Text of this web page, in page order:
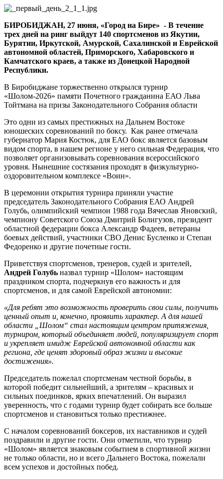
боксу
«Шолом».
БИРОБИДЖАН, 27 июня, «Город на Бире» - В течение
трех дней на ринг выйдут 140 спортсменов из Якутии,
Бурятии, Иркутской, Амурской, Сахалинской и Еврейской
автономной областей, Приморского, Хабаровского и
Камчатского краев, а также из Донецкой Народной
Республики.
В Биробиджане торжественно открылся турнир
«Шолом-2026» памяти Почетного гражданина ЕАО Льва
Тойтмана на призы Законодательного Собрания области
Это одни из самых престижных на Дальнем Востоке
юношеских соревнований по боксу. Как ранее отмечала
губернатор Мария Костюк, для ЕАО бокс является базовым
видом спорта, в нашем регионе у него сильная Федерация, что
позволяет организовывать соревнования всероссийского
уровня. Нынешние состязания проходят в физкультурно-
оздоровительном комплексе «Воин».
В церемонии открытия турнира приняли участие
председатель Законодательного Собрания ЕАО Андрей
Голубь, олимпийский чемпион 1988 года Вячеслав Яновский,
чемпиону Советского Союза Дмитрий Болигузов, президент
областной федерации бокса Александр Фадеев, ветераны
боевых действий, участники СВО Денис Бусленко и Степан
Федоренко и другие почетные гости.
Приветствуя спортсменов, тренеров, судей и зрителей,
Андрей Голубь назвал турнир «Шолом» настоящим
праздником спорта, подчеркнув его важность и для
спортсменов, и для самой Еврейской автономии:
«Для ребят это возможность проверить свои силы, получить
ценный опыт и, конечно, проявить характер. А для нашей
области „Шолом“ стал настоящим центром притяжения,
турниром, который объединяет людей, популяризирует спорт
и укрепляет имидж Еврейской автономной области как
региона, где ценят здоровый образ жизни и высокие
достижения».
Председатель пожелал спортсменам честной борьбы, в
которой победит сильнейший, а зрителям – красивых и
сильных поединков, ярких впечатлений. Он выразил
уверенность, что с годами турнир будет собирать все больше
спортсменов и становиться только престижнее.
С началом соревнований боксеров, их наставников и судей
поздравили и другие гости. Они отметили, что турнир
«Шолом» является знаковым событием в спортивной жизни
не только области, но и всего Дальнего Востока, пожелали
всем успехов и достойных побед.